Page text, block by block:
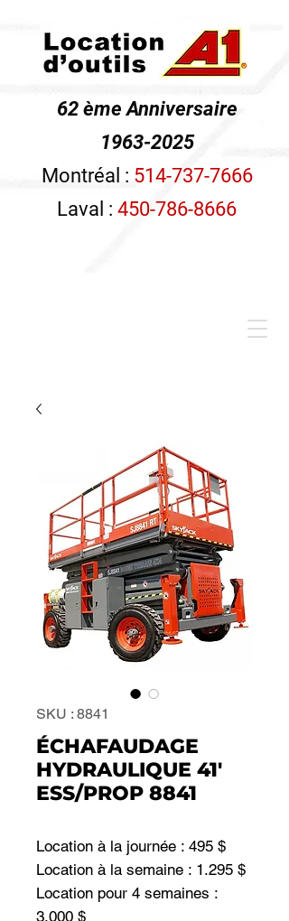
62 ème Anniversaire
1963-2025
Montréal : 514-737-7666
Laval : 450-786-8666
SKU : 8841
ÉCHAFAUDAGE
HYDRAULIQUE 41'
ESS/PROP 8841
Location à la journée : 495 $
Location à la semaine : 1.295 $
Location pour 4 semaines :
3.000 $